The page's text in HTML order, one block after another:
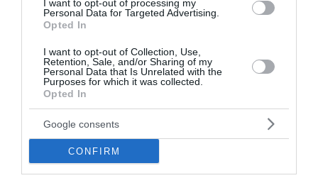
I want to opt-out of processing my
Personal Data for Targeted Advertising.
Opted In
I want to opt-out of Collection, Use,
Retention, Sale, and/or Sharing of my
Personal Data that Is Unrelated with the
Purposes for which it was collected.
Opted In
Google consents
CONFIRM
στο Google News
και μάθετε πρώτοι όλες τις
Ροή ειδήσεων
του ήπατος